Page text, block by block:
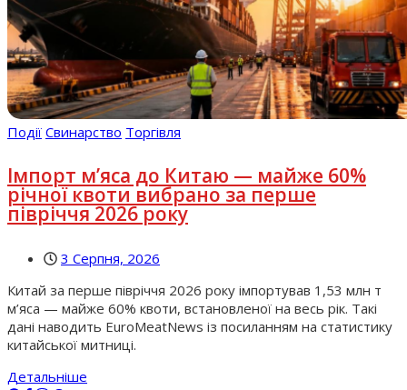
Події Свинарство Торгівля
Імпорт м’яса до Китаю — майже 60%
річної квоти вибрано за перше
півріччя 2026 року
3 Серпня, 2026
Китай за перше півріччя 2026 року імпортував 1,53 млн т
м’яса — майже 60% квоти, встановленої на весь рік. Такі
дані наводить EuroMeatNews із посиланням на статистику
китайської митниці.
Детальніше